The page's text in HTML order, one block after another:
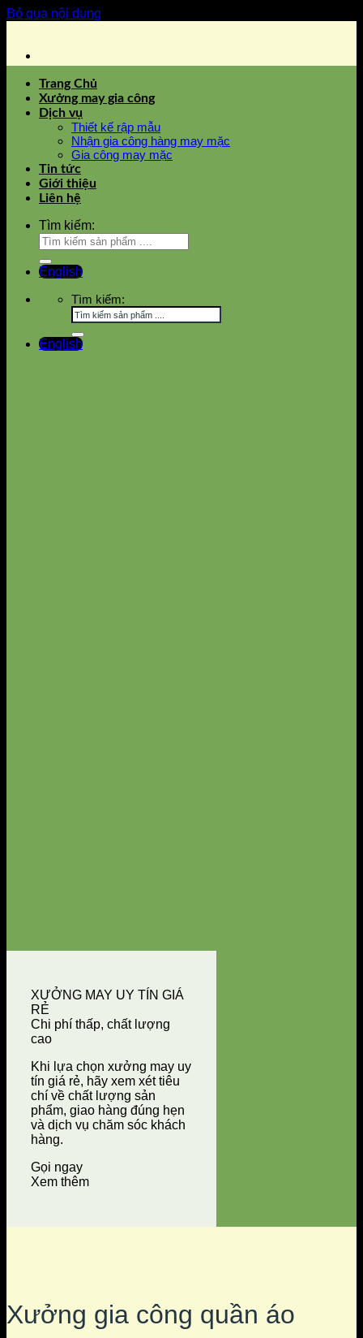
Bỏ qua nội dung
Trang Chủ
Xưởng may gia công
Dịch vụ
Thiết kế rập mẫu
Nhận gia công hàng may mặc
Gia công may mặc
Tin tức
Giới thiệu
Liên hệ
Tìm kiếm:
English
Tìm kiếm:
English
XƯỞNG MAY UY TÍN GIÁ
RẺ
Chi phí thấp, chất lượng
cao
Khi lựa chọn xưởng may uy
tín giá rẻ, hãy xem xét tiêu
chí về chất lượng sản
phẩm, giao hàng đúng hẹn
và dịch vụ chăm sóc khách
hàng.
Gọi ngay
Xem thêm
Xưởng gia công quần áo